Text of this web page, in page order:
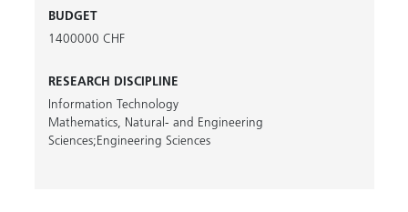
BUDGET
1400000 CHF
RESEARCH DISCIPLINE
Information Technology
Mathematics, Natural- and Engineering
Sciences;Engineering Sciences